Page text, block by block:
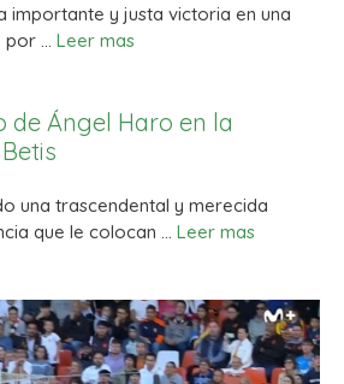
importante y justa victoria en una
… Leer mas
de Ángel Haro en la
una trascendental y merecida
que le colocan … Leer mas